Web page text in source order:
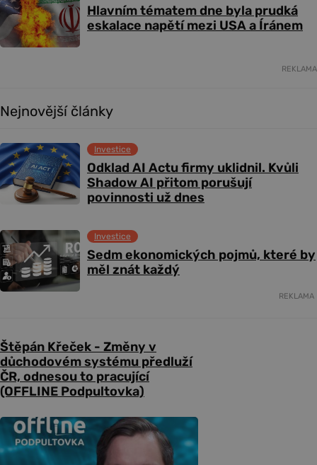
Hlavním tématem dne byla prudká
eskalace napětí mezi USA a Íránem
REKLAMA
Nejnovější články
Odklad AI Actu firmy uklidnil. Kvůli
Shadow AI přitom porušují
povinnosti už dnes
Investice
Sedm ekonomických pojmů, které by
měl znát každý
Investice
REKLAMA
Štěpán Křeček - Změny v
důchodovém systému předluží
ČR, odnesou to pracující
(OFFLINE Podpultovka)